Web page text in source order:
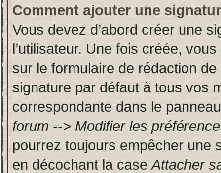
Comment ajouter une
Vous devez d’abord créer une
l’utilisateur. Une fois créée,
sur le formulaire de rédaction
signature par défaut à tous vos
correspondante dans le
forum --> Modifier les
pourrez toujours empêcher une
en décochant la caseAttacher